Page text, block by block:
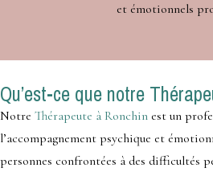
et émotionnels
Qu’est-ce que notre
Notre Thérapeute à Ronchin est un
l’accompagnement psychique et
personnes confrontées à des difficultés